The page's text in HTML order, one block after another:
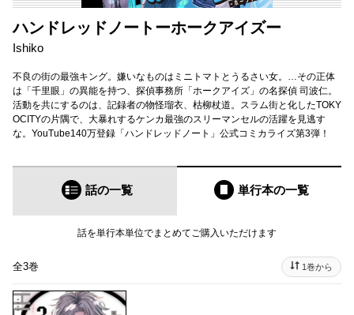
ハンドレッドノートーホークアイズー
Ishiko
不良の街の最強キング。嫌いなものはミニトマトとうるさい女。…その正体
は「千里眼」の異能を持つ、探偵事務所「ホークアイズ」の名探偵 司波仁。
活動を共にするのは、記録者の物怪瑠衣、枯柳杖道。スラム街と化したTOKY
OCITYの片隅で、大暴れするケンカ最強のスリーマンセルの活躍を見逃す
な。YouTube140万登録「ハンドレッドノート」公式コミカライズ第3弾！
話の一覧 単行本の一覧
話を単行本単位でまとめてご購入いただけます
全3巻 1巻から